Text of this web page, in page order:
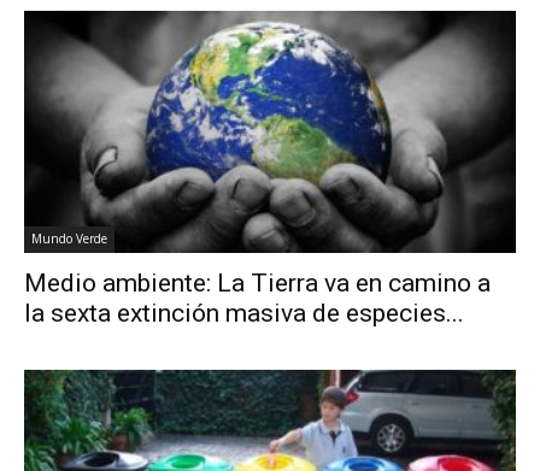
Mundo Verde
Medio ambiente: La Tierra va en camino a
la sexta extinción masiva de especies...